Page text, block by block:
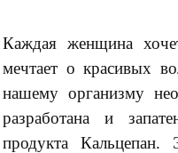
Каждая женщина
мечтает о красивых
нашему организму
разработана и
продукта Кальцепан.